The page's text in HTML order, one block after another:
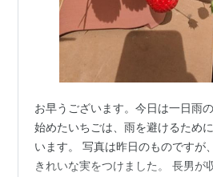
お早うございます。今日は一日雨
始めたいちごは、雨を避けるため
います。 写真は昨日のものですが
きれいな実をつけました。 長男が